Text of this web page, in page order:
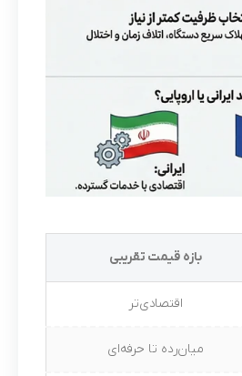
بازه قیمت تقریبی
اقتصادی‌تر
میان‌رده تا حرفه‌ای